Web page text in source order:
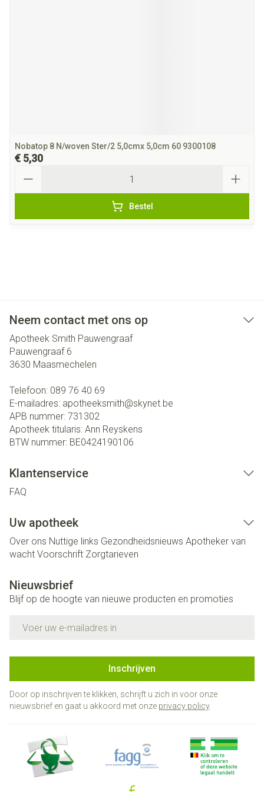
Nobatop 8 N/woven Ster/2 5,0cmx 5,0cm 60 9300108
€ 5,30
Bestel
Neem contact met ons op
Apotheek Smith Pauwengraaf
Pauwengraaf 6
3630 Maasmechelen
Telefoon: 089 76 40 69
E-mailadres: apotheeksmith@skynet.be
APB nummer: 731302
Apotheek titularis: Ann Reyskens
BTW nummer: BE0424190106
Klantenservice
FAQ
Uw apotheek
Over ons Nuttige links Gezondheidsnieuws Apotheker van
wacht Voorschrift Zorgtarieven
Nieuwsbrief
Blijf op de hoogte van nieuwe producten en promoties
Inschrijven
Door op inschrijven te klikken, schrijft u zich in voor onze
nieuwsbrief en gaat u akkoord met onze privacy policy.